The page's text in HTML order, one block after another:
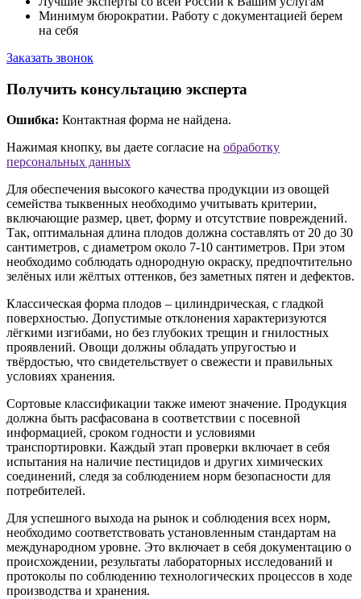
Минимум бюрократии. Работу с документацией берем
на себя
Заказать звонок
Получить консультацию эксперта
Ошибка: Контактная форма не найдена.
Нажимая кнопку, вы даете согласие на обработку
персональных данных
Для обеспечения высокого качества продукции из овощей
семейства тыквенных необходимо учитывать критерии,
включающие размер, цвет, форму и отсутствие повреждений.
Так, оптимальная длина плодов должна составлять от 20 до 30
сантиметров, с диаметром около 7-10 сантиметров. При этом
необходимо соблюдать однородную окраску, предпочтительно
зелёных или жёлтых оттенков, без заметных пятен и дефектов.
Классическая форма плодов – цилиндрическая, с гладкой
поверхностью. Допустимые отклонения характеризуются
лёгкими изгибами, но без глубоких трещин и гнилостных
проявлений. Овощи должны обладать упругостью и
твёрдостью, что свидетельствует о свежести и правильных
условиях хранения.
Сортовые классификации также имеют значение. Продукция
должна быть расфасована в соответствии с посевной
информацией, сроком годности и условиями
транспортировки. Каждый этап проверки включает в себя
испытания на наличие пестицидов и других химических
соединений, следя за соблюдением норм безопасности для
потребителей.
Для успешного выхода на рынок и соблюдения всех норм,
необходимо соответствовать установленным стандартам на
международном уровне. Это включает в себя документацию о
происхождении, результаты лабораторных исследований и
протоколы по соблюдению технологических процессов в ходе
производства и хранения.